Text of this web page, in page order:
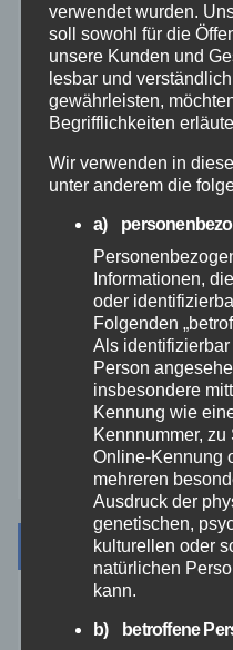
Polizei
Rettungsdienst
Veranstaltungen
Westerwald
verwendet wurden.
soll sowohl für die
unsere Kunden und
lesbar und
gewährleisten,
Begrifflichkeiten
Wir verwenden in
unter anderem die
a)
Informationen,
oder
Folgenden
Als
Person
insbesondere
Kennung wie
Kennnummer,
Online-Kennung
mehreren
Ausdruck der
genetischen,
kulturellen oder
natürlichen
kann.
b) betroffene